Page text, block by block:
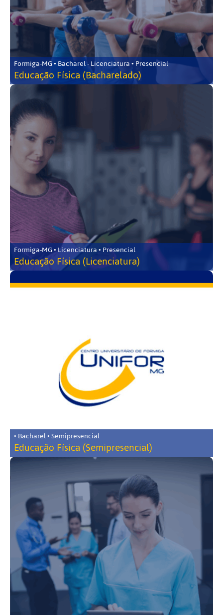
Formiga-MG • Bacharel - Licenciatura • Presencial
Educação Física (Bacharelado)
Formiga-MG • Licenciatura • Presencial
Educação Física (Licenciatura)
• Bacharel • Semipresencial
Educação Física (Semipresencial)